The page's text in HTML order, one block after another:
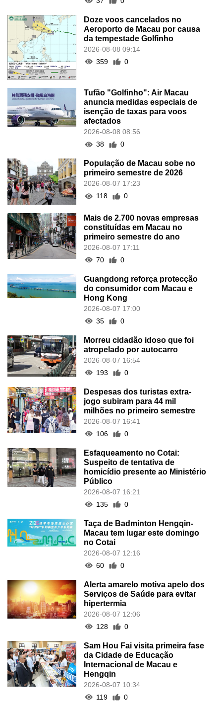
Doze voos cancelados no
Aeroporto de Macau por causa
da tempestade Golfinho
2026-08-08 09:14
359
0
Tufão "Golfinho": Air Macau
anuncia medidas especiais de
isenção de taxas para voos
afectados
2026-08-08 08:56
38
0
População de Macau sobe no
primeiro semestre de 2026
2026-08-07 17:23
118
0
Mais de 2.700 novas empresas
constituídas em Macau no
primeiro semestre do ano
2026-08-07 17:11
70
0
Guangdong reforça protecção
do consumidor com Macau e
Hong Kong
2026-08-07 17:00
35
0
Morreu cidadão idoso que foi
atropelado por autocarro
2026-08-07 16:54
193
0
Despesas dos turistas extra-
jogo subiram para 44 mil
milhões no primeiro semestre
2026-08-07 16:41
106
0
Esfaqueamento no Cotai:
Suspeito de tentativa de
homicídio presente ao Ministério
Público
2026-08-07 16:21
135
0
Taça de Badminton Hengqin-
Macau tem lugar este domingo
no Cotai
2026-08-07 12:16
60
0
Alerta amarelo motiva apelo dos
Serviços de Saúde para evitar
hipertermia
2026-08-07 12:06
128
0
Sam Hou Fai visita primeira fase
da Cidade de Educação
Internacional de Macau e
Hengqin
2026-08-07 10:34
119
0